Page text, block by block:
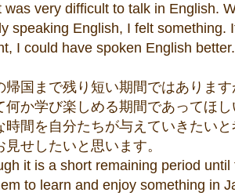
was very difficult to talk in English.
speaking English, I felt something.
I could have spoken English better.
帰国まで残り短い期間ではありま
何か学び楽しめる期間であってほ
時間を自分たちが与えていきたい
見せしたいと思います。
it is a short remaining period
to learn and enjoy something in